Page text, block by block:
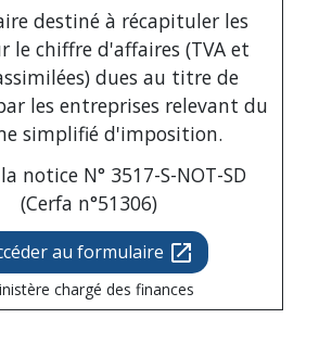
destiné à récapituler les
le chiffre d'affaires (TVA et
dues au titre de
les entreprises relevant du
simplifié d'imposition.
notice N° 3517-S-NOT-SD
(Cerfa n°51306)
au formulaire open_in_new
chargé des finances